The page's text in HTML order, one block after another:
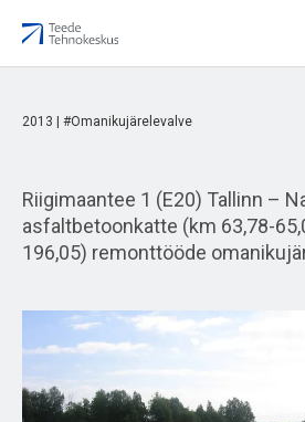
2013 | #Omanikujärelevalve
Riigimaantee 1 (E20) Tallinn –
asfaltbetoonkatte (km 63,78-
196,05) remonttööde